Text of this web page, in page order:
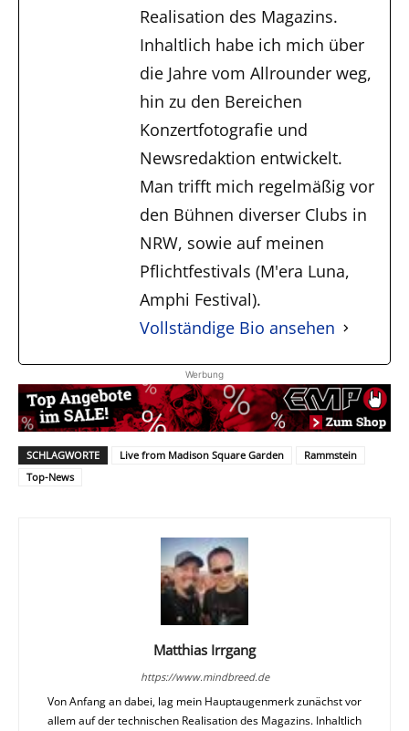
Realisation des Magazins.
Inhaltlich habe ich mich über
die Jahre vom Allrounder weg,
hin zu den Bereichen
Konzertfotografie und
Newsredaktion entwickelt.
Man trifft mich regelmäßig vor
den Bühnen diverser Clubs in
NRW, sowie auf meinen
Pflichtfestivals (M'era Luna,
Amphi Festival).
Vollständige Bio ansehen
Werbung
SCHLAGWORTE Live from Madison Square Garden
Rammstein
Top-News
Matthias Irrgang
https://www.mindbreed.de
Von Anfang an dabei, lag mein Hauptaugenmerk zunächst vor
allem auf der technischen Realisation des Magazins. Inhaltlich